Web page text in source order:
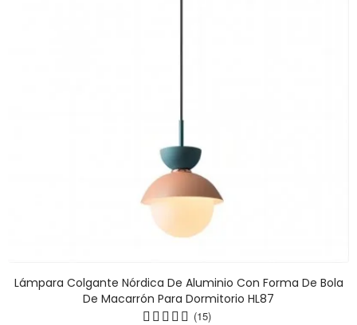
Lámpara Colgante Nórdica De Aluminio Con Forma De Bola
De Macarrón Para Dormitorio HL87
(15)